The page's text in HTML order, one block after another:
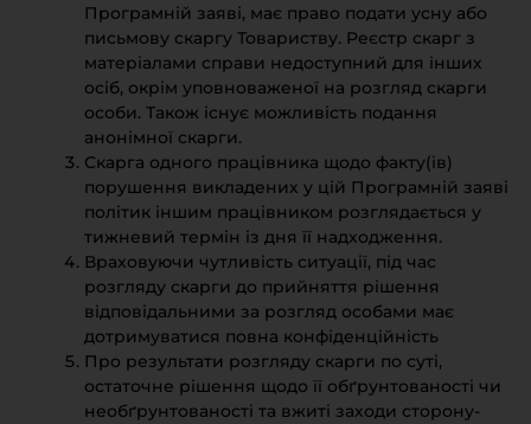
Програмній заяві, має право подати усну або
письмову скаргу Товариству. Реєстр скарг з
матеріалами справи недоступний для інших
осіб, окрім уповноваженої на розгляд скарги
особи. Також існує можливість подання
анонімної скарги.
Скарга одного працівника щодо факту(ів)
порушення викладених у цій Програмній заяві
політик іншим працівником розглядається у
тижневий термін із дня її надходження.
Враховуючи чутливість ситуації, під час
розгляду скарги до прийняття рішення
відповідальними за розгляд особами має
дотримуватися повна конфіденційність
Про результати розгляду скарги по суті,
остаточне рішення щодо її обґрунтованості чи
необґрунтованості та вжиті заходи сторону-